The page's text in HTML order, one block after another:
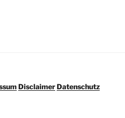
DisclaimerDatenschutz